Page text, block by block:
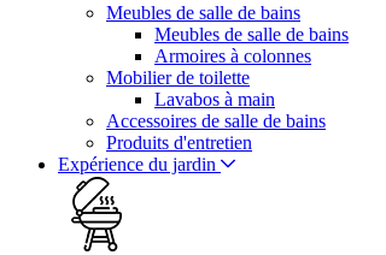
Meubles de salle de bains
Meubles de salle de bains
Armoires à colonnes
Mobilier de toilette
Lavabos à main
Accessoires de salle de bains
Produits d'entretien
Expérience du jardin